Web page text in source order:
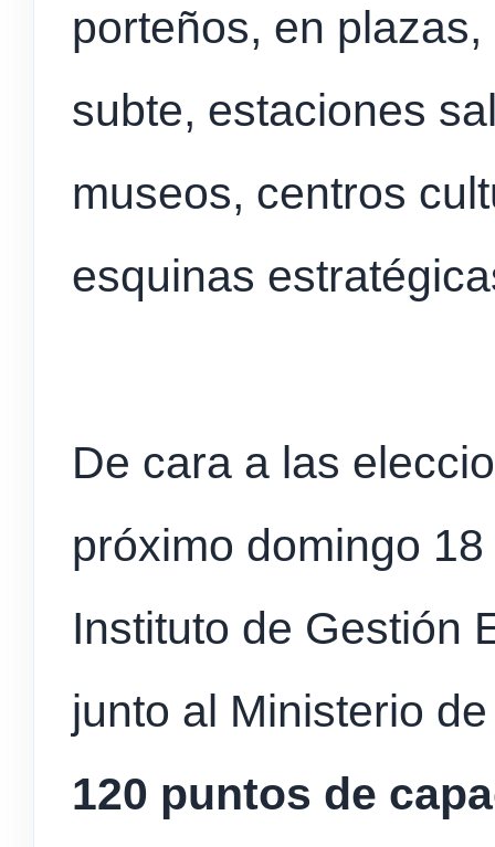
porteños, en
subte, estaciones
museos, centros
esquinas
De cara a las
próximo domingo
Instituto de Gestión
junto al Ministerio
120 puntos de